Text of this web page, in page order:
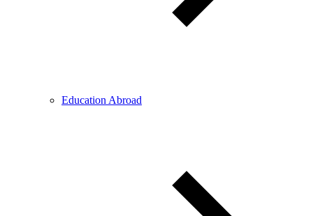
Education Abroad